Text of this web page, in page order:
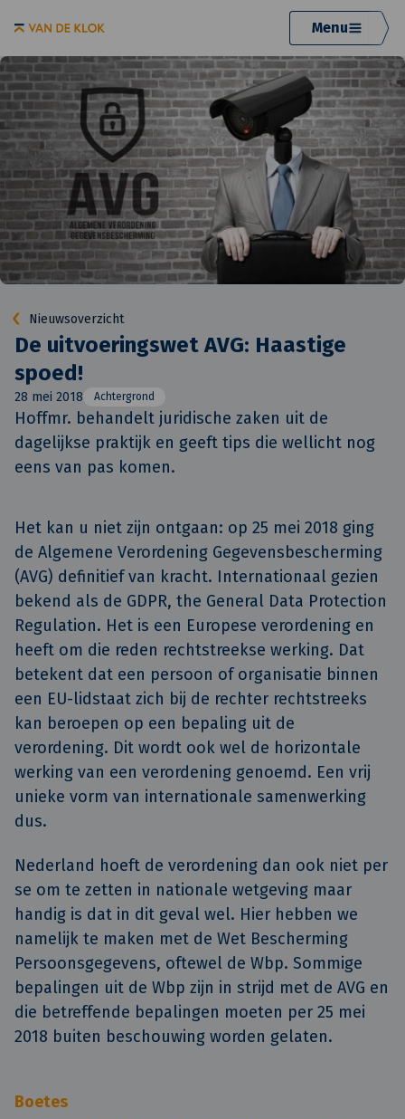
Menu
Nieuwsoverzicht
De uitvoeringswet AVG: Haastige
spoed!
28 mei 2018 Achtergrond
Hoffmr. behandelt juridische zaken uit de
dagelijkse praktijk en geeft tips die wellicht nog
eens van pas komen.
Het kan u niet zijn ontgaan: op 25 mei 2018 ging
de Algemene Verordening Gegevensbescherming
(AVG) definitief van kracht. Internationaal gezien
bekend als de GDPR, the General Data Protection
Regulation. Het is een Europese verordening en
heeft om die reden rechtstreekse werking. Dat
betekent dat een persoon of organisatie binnen
een EU-lidstaat zich bij de rechter rechtstreeks
kan beroepen op een bepaling uit de
verordening. Dit wordt ook wel de horizontale
werking van een verordening genoemd. Een vrij
unieke vorm van internationale samenwerking
dus.
Nederland hoeft de verordening dan ook niet per
se om te zetten in nationale wetgeving maar
handig is dat in dit geval wel. Hier hebben we
namelijk te maken met de Wet Bescherming
Persoonsgegevens, oftewel de Wbp. Sommige
bepalingen uit de Wbp zijn in strijd met de AVG en
die betreffende bepalingen moeten per 25 mei
2018 buiten beschouwing worden gelaten.
Boetes